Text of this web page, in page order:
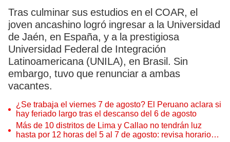
Tras culminar sus estudios en el COAR, el
joven ancashino logró ingresar a la Universidad
de Jaén, en España, y a la prestigiosa
Universidad Federal de Integración
Latinoamericana (UNILA), en Brasil. Sin
embargo, tuvo que renunciar a ambas
vacantes.
¿Se trabaja el viernes 7 de agosto? El Peruano aclara si
hay feriado largo tras el descanso del 6 de agosto
Más de 10 distritos de Lima y Callao no tendrán luz
hasta por 12 horas del 5 al 7 de agosto: revisa horarios y